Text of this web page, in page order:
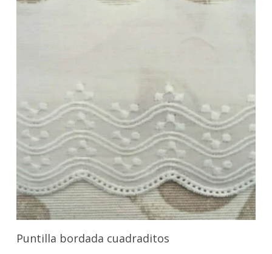
Seleccionar Opciones
Puntilla bordada cuadraditos